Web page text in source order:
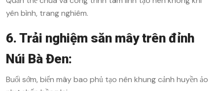
yên bình, trang nghiêm.
6. Trải nghiệm săn mây trên đỉnh
Núi Bà Đen:
Buổi sớm, biển mây bao phủ tạo nên khung cảnh huyền ảo